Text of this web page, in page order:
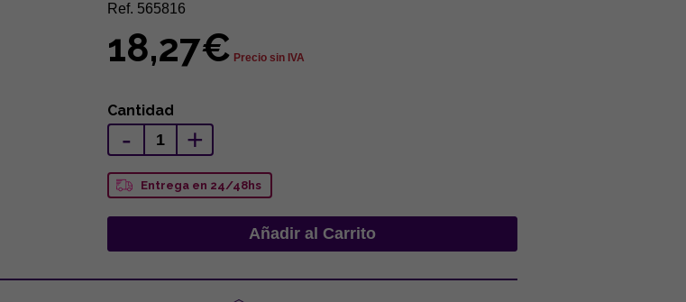
Ref. 565816
18,27€ Precio sin IVA
Cantidad
- +
Entrega en 24/48hs